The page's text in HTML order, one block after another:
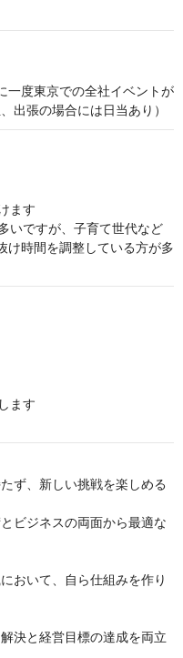
一度東京での全社イベントが
出張の場合には日当あり）
ます
いですが、子育て世代など
け時間を調整している方が多
ます
ず、新しい挑戦を楽しめる
ビジネスの両面から最適な
おいて、自ら仕組みを作り
決と経営目標の達成を両立